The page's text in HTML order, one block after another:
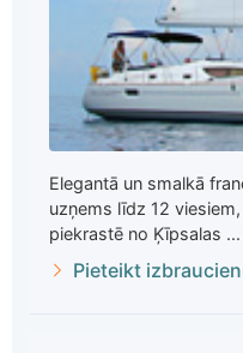
Elegantā un smalkā
uzņems līdz 12
piekrastē no Ķīpsalas ...
Pieteikt